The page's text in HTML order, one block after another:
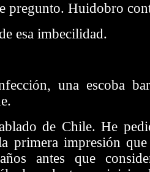
pregunto. Huidobro
esa imbecilidad.
una escoba
de Chile. He
primera impresión que
antes que